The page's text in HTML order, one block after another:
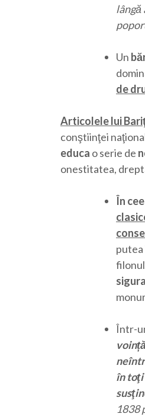
lângă
Un
de
Articolele lui
conştiinţei
educa o serie de
onestitatea,
În
Într-
în toţi
1838